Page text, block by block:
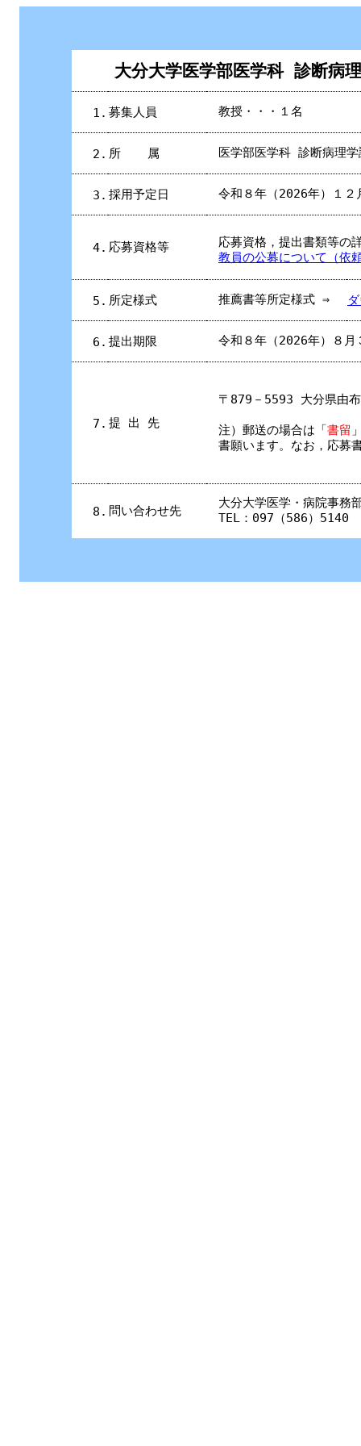
大分大学医学部医学科 診断病
1. 募集人員 教授・・・１名
2. 所 属 医学部医学科 診断病理学
3. 採用予定日 令和８年（2026年）１２
4. 応募資格等
応募資格，提出書類等の
教員の公募について（依
5. 所定様式 推薦書等所定様式 ⇒
6. 提出期限 令和８年（2026年）８月
7. 提 出 先
〒879－5593 大分県由
注）郵送の場合は 「書留
書願います。なお，応募
8. 問い合わせ先
大分大学医学・病院事務
TEL：097（586）